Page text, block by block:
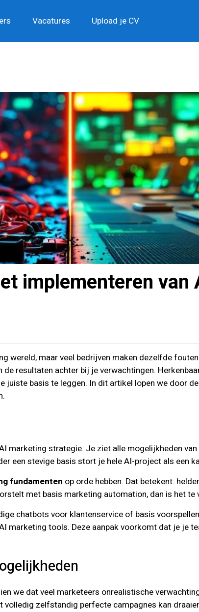
Vacatures Upload je CV
implementeren van
wereld, maar veel bedrijven maken dezelfde
resultaten achter bij je verwachtingen.
basis te leggen. In dit artikel lopen we door
marketing strategie. Je ziet alle mogelijkheden
een stevige basis stort je hele AI-project als een
fundamenten op orde hebben. Dat betekent:
met basis marketing automation, dan is het
chatbots voor klantenservice of basis
marketing tools. Deze aanpak voorkomt dat je je
we dat veel marketeers onrealistische
volledig zelfstandig perfecte campagnes kan